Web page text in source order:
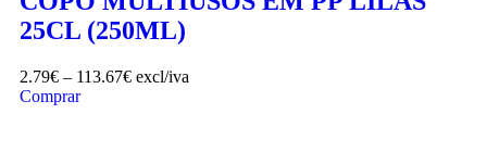
25CL (250ML)
2.79€ – 113.67€ excl/iva
Comprar